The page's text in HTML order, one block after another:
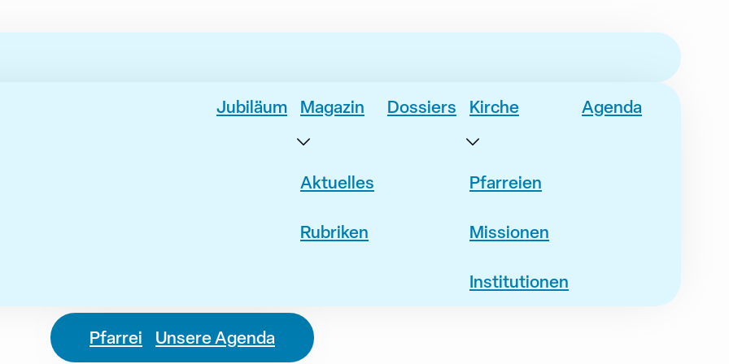
Jubiläum Magazin
Aktuelles
Rubriken
Dossiers Kirche
Pfarreien
Missionen
Institutionen
Agenda
Pfarrei Unsere Agenda